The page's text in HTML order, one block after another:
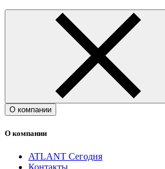
О компании
О компании
ATLANT Сегодня